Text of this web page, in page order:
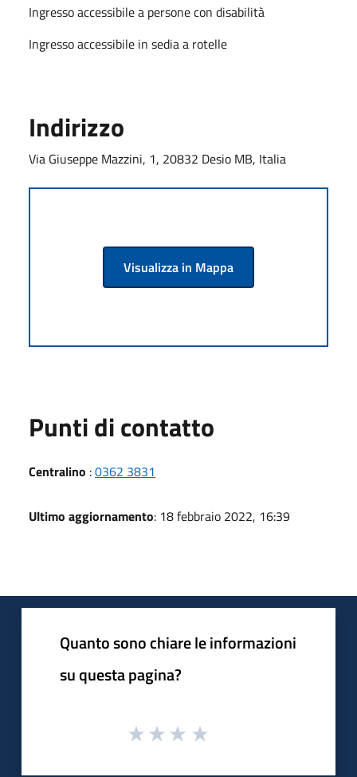
Ingresso accessibile a persone con disabilità
Ingresso accessibile in sedia a rotelle
Indirizzo
Via Giuseppe Mazzini, 1, 20832 Desio MB, Italia
Visualizza in Mappa
Punti di contatto
Centralino :0362 3831
Ultimo aggiornamento: 18 febbraio 2022, 16:39
Quanto sono chiare le informazioni
su questa pagina?